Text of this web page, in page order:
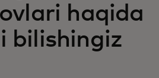
trendlar
haqida
bilishingiz